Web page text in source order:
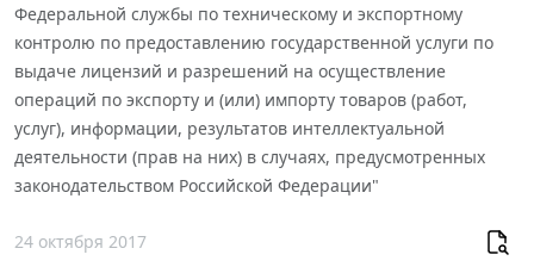
Федеральной службы по техническому и экспортному
контролю по предоставлению государственной услуги по
выдаче лицензий и разрешений на осуществление
операций по экспорту и (или) импорту товаров (работ,
услуг), информации, результатов интеллектуальной
деятельности (прав на них) в случаях, предусмотренных
законодательством Российской Федерации"
24 октября 2017